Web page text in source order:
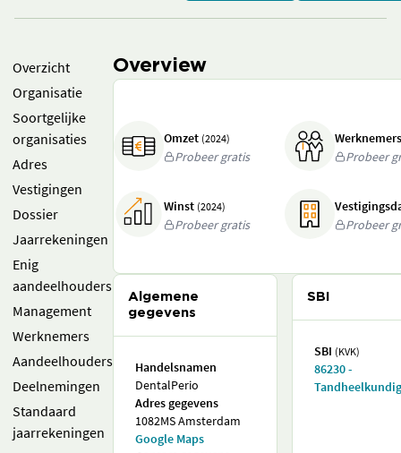
Overzicht
Organisatie
Soortgelijke
organisaties
Adres
Vestigingen
Dossier
Jaarrekeningen
Enig
aandeelhouders
Management
Werknemers
Aandeelhouders
Deelnemingen
Standaard
jaarrekeningen
Overview
Omzet (2024)
Probeer gratis
Probeer
Winst (2024)
Probeer gratis
Probeer
Algemene
gegevens
Handelsnamen
DentalPerio
Adres gegevens
1082MS Amsterdam
Google Maps
SBI
SBI (KVK)
86230 -